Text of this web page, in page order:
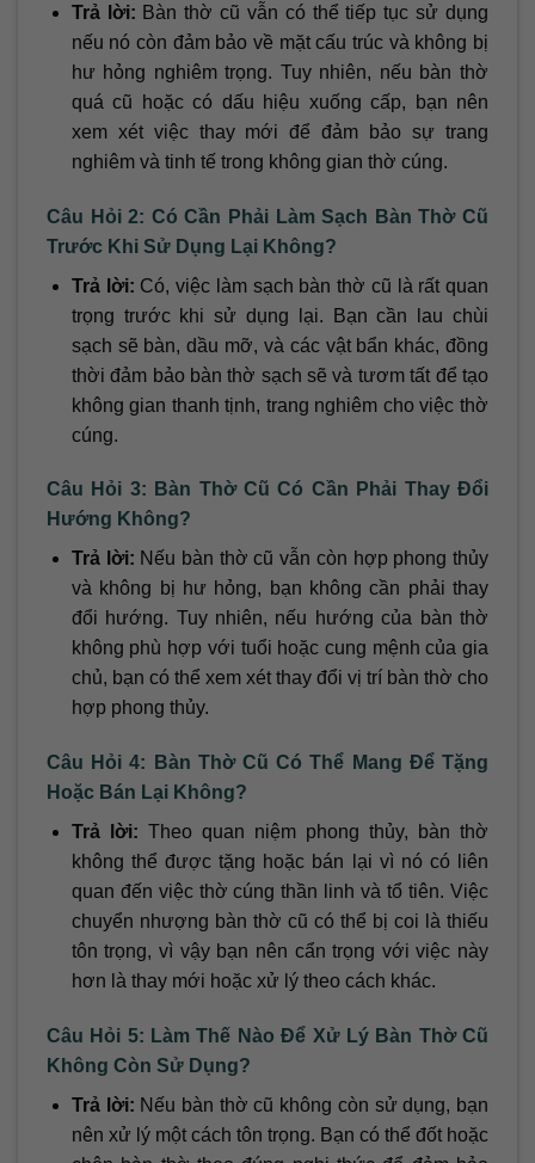
Trả lời: Bàn thờ cũ vẫn có thể tiếp tục sử dụng
nếu nó còn đảm bảo về mặt cấu trúc và không bị
hư hỏng nghiêm trọng. Tuy nhiên, nếu bàn thờ
quá cũ hoặc có dấu hiệu xuống cấp, bạn nên
xem xét việc thay mới để đảm bảo sự trang
nghiêm và tinh tế trong không gian thờ cúng.
Câu Hỏi 2: Có Cần Phải Làm Sạch Bàn Thờ Cũ
Trước Khi Sử Dụng Lại Không?
Trả lời: Có, việc làm sạch bàn thờ cũ là rất quan
trọng trước khi sử dụng lại. Bạn cần lau chùi
sạch sẽ bàn, dầu mỡ, và các vật bẩn khác, đồng
thời đảm bảo bàn thờ sạch sẽ và tươm tất để tạo
không gian thanh tịnh, trang nghiêm cho việc thờ
cúng.
Câu Hỏi 3: Bàn Thờ Cũ Có Cần Phải Thay Đổi
Hướng Không?
Trả lời: Nếu bàn thờ cũ vẫn còn hợp phong thủy
và không bị hư hỏng, bạn không cần phải thay
đổi hướng. Tuy nhiên, nếu hướng của bàn thờ
không phù hợp với tuổi hoặc cung mệnh của gia
chủ, bạn có thể xem xét thay đổi vị trí bàn thờ cho
hợp phong thủy.
Câu Hỏi 4: Bàn Thờ Cũ Có Thể Mang Để Tặng
Hoặc Bán Lại Không?
Trả lời: Theo quan niệm phong thủy, bàn thờ
không thể được tặng hoặc bán lại vì nó có liên
quan đến việc thờ cúng thần linh và tổ tiên. Việc
chuyển nhượng bàn thờ cũ có thể bị coi là thiếu
tôn trọng, vì vậy bạn nên cẩn trọng với việc này
hơn là thay mới hoặc xử lý theo cách khác.
Câu Hỏi 5: Làm Thế Nào Để Xử Lý Bàn Thờ Cũ
Không Còn Sử Dụng?
Trả lời: Nếu bàn thờ cũ không còn sử dụng, bạn
nên xử lý một cách tôn trọng. Bạn có thể đốt hoặc